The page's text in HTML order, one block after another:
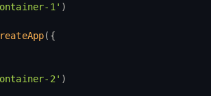
1' )
({
2' )